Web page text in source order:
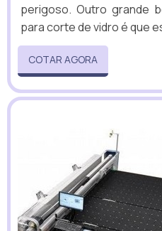
perigoso. Outro grande
para corte de vidro é que
COTAR AGORA